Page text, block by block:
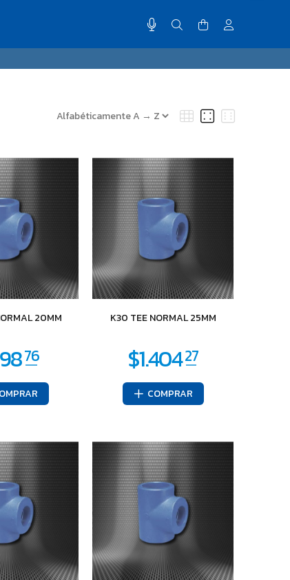
20MM K30 TEE NORMAL 25MM
COMPRAR